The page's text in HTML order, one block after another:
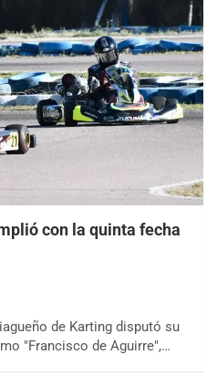
con la quinta fecha
de Karting disputó su
"Francisco de Aguirre",…